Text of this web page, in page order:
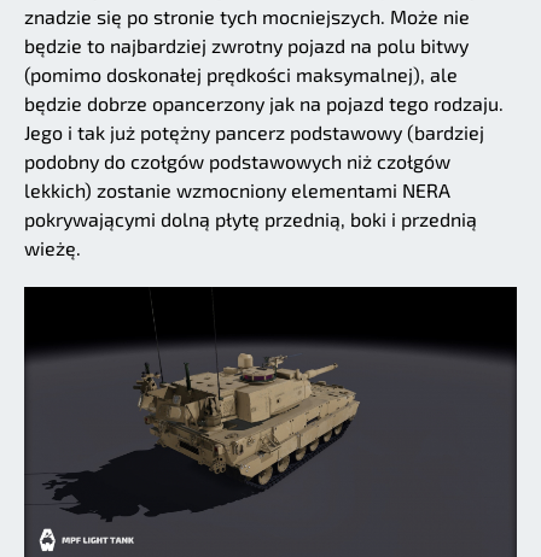
znadzie się po stronie tych mocniejszych. Może nie
będzie to najbardziej zwrotny pojazd na polu bitwy
(pomimo doskonałej prędkości maksymalnej), ale
będzie dobrze opancerzony jak na pojazd tego rodzaju.
Jego i tak już potężny pancerz podstawowy (bardziej
podobny do czołgów podstawowych niż czołgów
lekkich) zostanie wzmocniony elementami NERA
pokrywającymi dolną płytę przednią, boki i przednią
wieżę.